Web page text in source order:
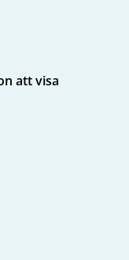
att visa